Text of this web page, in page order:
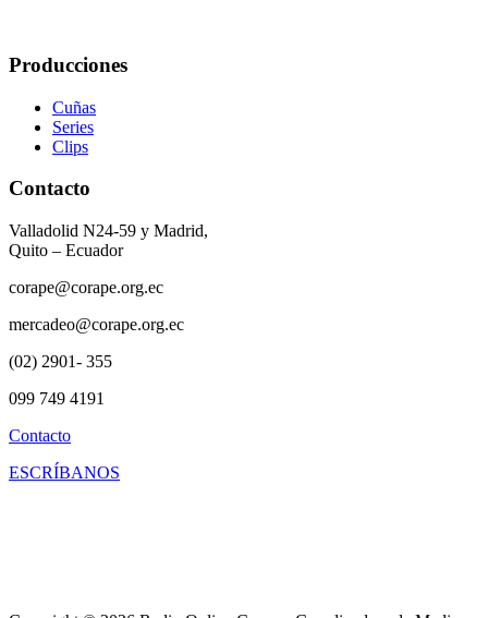
Producciones
Cuñas
Series
Clips
Contacto
Valladolid N24-59 y Madrid,
Quito – Ecuador
corape@corape.org.ec
mercadeo@corape.org.ec
(02) 2901- 355
099 749 4191
Contacto
ESCRÍBANOS